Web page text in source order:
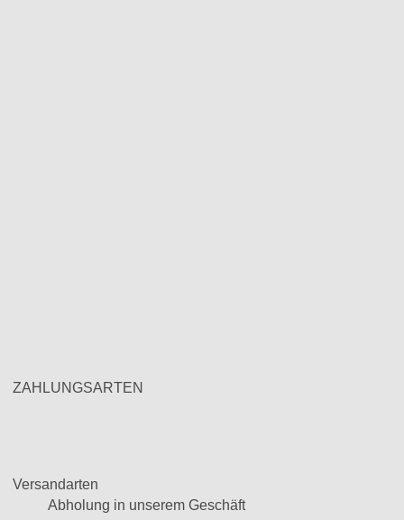
ZAHLUNGSARTEN
Versandarten
Abholung in unserem Geschäft